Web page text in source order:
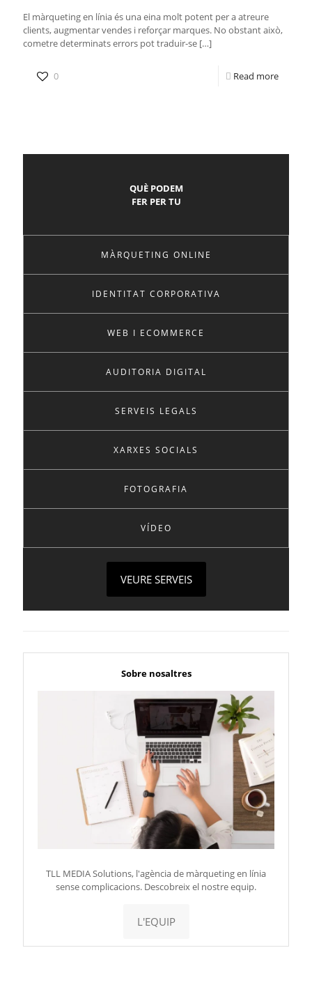
El màrqueting en línia és una eina molt potent per a atreure
clients, augmentar vendes i reforçar marques. No obstant això,
cometre determinats errors pot traduir-se […]
0 Read more
QUÈ PODEM
FER PER TU
MÀRQUETING ONLINE
IDENTITAT CORPORATIVA
WEB I ECOMMERCE
AUDITORIA DIGITAL
SERVEIS LEGALS
XARXES SOCIALS
FOTOGRAFIA
VÍDEO
VEURE SERVEIS
Sobre nosaltres
TLL MEDIA Solutions, l'agència de màrqueting en línia
sense complicacions. Descobreix el nostre equip.
L'EQUIP